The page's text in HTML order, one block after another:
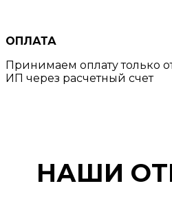
ОПЛАТА
Принимаем оплату только
ИП через расчетный счет
НАШИ